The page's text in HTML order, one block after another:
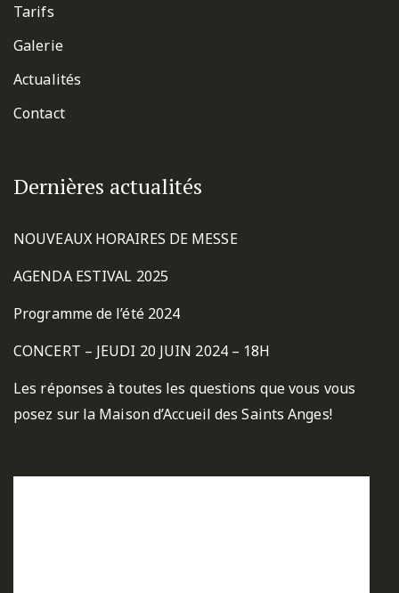
Tarifs
Galerie
Actualités
Contact
Dernières actualités
NOUVEAUX HORAIRES DE MESSE
AGENDA ESTIVAL 2025
Programme de l’été 2024
CONCERT – JEUDI 20 JUIN 2024 – 18H
Les réponses à toutes les questions que vous vous
posez sur la Maison d’Accueil des Saints Anges!